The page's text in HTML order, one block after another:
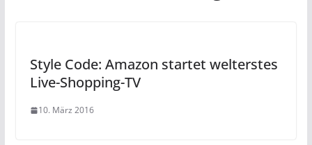
Style Code: Amazon startet welterstes
Live-Shopping-TV
10. März 2016